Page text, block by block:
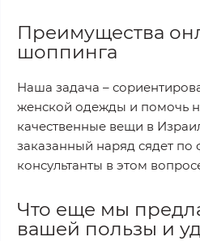
Преимущества
шоппинга
Наша задача –
женской одежды и помочь
качественные вещи в
заказанный наряд сядет по
консультанты в этом
Что еще мы
вашей пользы и